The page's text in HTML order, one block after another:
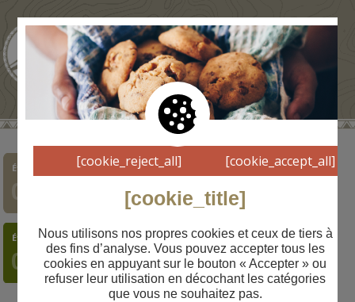
Étape Étape Étape Étape
04 05
Étape
06
Étape
Étape
08
Étape
09
Étape
10
[cookie_reject_all] [cookie_accept_all]
[cookie_title]
Nous utilisons nos propres cookies et ceux de tiers à
des fins d’analyse. Vous pouvez accepter tous les
cookies en appuyant sur le bouton « Accepter » ou
refuser leur utilisation en décochant les catégories
que vous ne souhaitez pas.